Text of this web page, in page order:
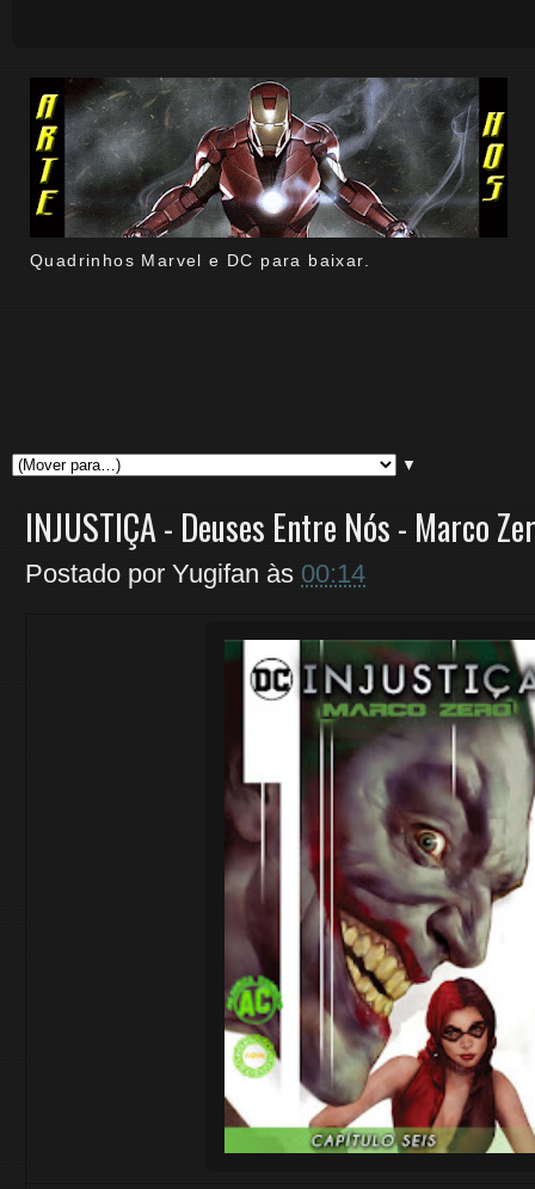
Quadrinhos Marvel e DC para baixar.
▼
INJUSTIÇA - Deuses Entre Nós - Marco
Postado por Yugifan às 00:14